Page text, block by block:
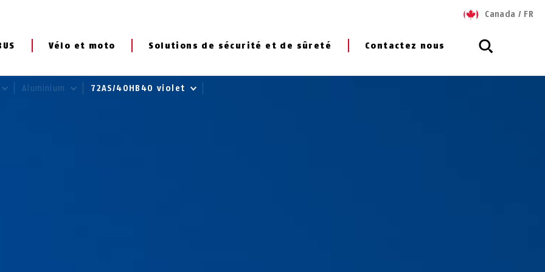
Vélo et moto Solutions de sécurité et de sûreté Contactez nous
Canada / FR
Aluminium 72AS/40HB40 violet